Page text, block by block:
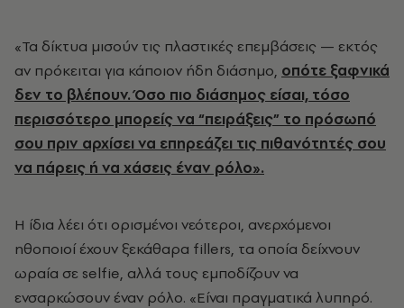
«Τα δίκτυα μισούν τις πλαστικές επεμβάσεις — εκτός
αν πρόκειται για κάποιον ήδη διάσημο, οπότε ξαφνικά
δεν το βλέπουν. Όσο πιο διάσημος είσαι, τόσο
περισσότερο μπορείς να “πειράξεις” το πρόσωπό
σου πριν αρχίσει να επηρεάζει τις πιθανότητές σου
να πάρεις ή να χάσεις έναν ρόλο».
Η ίδια λέει ότι ορισμένοι νεότεροι, ανερχόμενοι
ηθοποιοί έχουν ξεκάθαρα fillers, τα οποία δείχνουν
ωραία σε selfie, αλλά τους εμποδίζουν να
ενσαρκώσουν έναν ρόλο. «Είναι πραγματικά λυπηρό.